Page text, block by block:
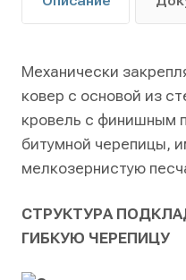
Механически
ковер с основой из
кровель с финишным
битумной черепицы,
мелкозернистую
СТРУКТУРА
ГИБКУЮ ЧЕРЕПИЦУ